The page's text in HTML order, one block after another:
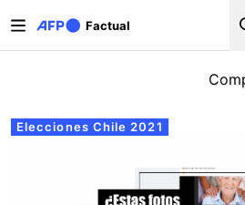
Factual
Solapas principales
Elecciones Chile 2021